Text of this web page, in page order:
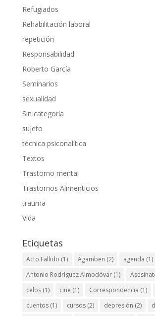
Refugiados
Rehabilitación laboral
repetición
Responsabilidad
Roberto García
Seminarios
sexualidad
Sin categoría
sujeto
técnica psiconalítica
Textos
Trastorno mental
Trastornos Alimenticios
trauma
Vida
Etiquetas
Acto Fallido (1) Agamben (2) agenda (1)
Antonio Rodríguez Almodóvar(1)
celos(1) cine (1) Correspondencia (1)
cuentos(1) cursos(2) depresión (2)